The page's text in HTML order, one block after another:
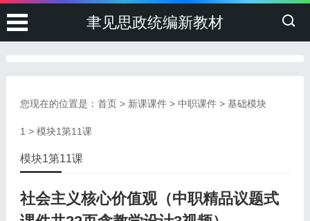
聿见思政统编新教材
您现在的位置是： 首页> 新课课件> 中职课件> 基础模块
1 > 模块1第11课
模块1第11课
社会主义核心价值观（中职精品议题式